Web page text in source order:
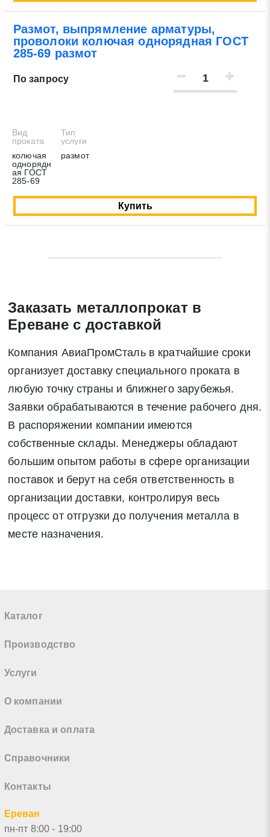
Размот, выпрямление арматуры,
проволоки колючая однорядная ГОСТ
285-69 размот
По запросу
Вид
проката
колючая
однорядн
ая ГОСТ
285-69
Тип
услуги
размот
Купить
Заказать металлопрокат в
Ереване с доставкой
Компания АвиаПромСталь в кратчайшие сроки
организует доставку специального проката в
любую точку страны и ближнего зарубежья.
Заявки обрабатываются в течение рабочего дня.
В распоряжении компании имеются
собственные склады. Менеджеры обладают
большим опытом работы в сфере организации
поставок и берут на себя ответственность в
организации доставки, контролируя весь
процесс от отгрузки до получения металла в
месте назначения.
Каталог
Производство
Услуги
О компании
Доставка и оплата
Справочники
Контакты
Ереван
пн-пт 8:00 - 19:00
Заявка на обратный звонок
Отправить заявку
Нажимая на кнопку «Отправить заявку» Вы даете согласие
на обработку своих персональных данных в соответствии со
статьей 9 Федерального закона от 27 июля 2006 г. N 152-ФЗ
информационную рассылку по средством e-mail или СМС